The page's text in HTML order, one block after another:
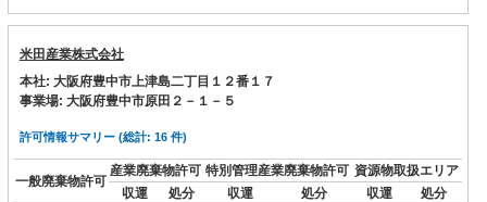
米田産業株式会社
本社: 大阪府豊中市上津島二丁目１２番１７
事業場: 大阪府豊中市原田２－１－５
許可情報サマリー (総計: 16 件)
一般廃棄物許可
産業廃棄物許可 特別管理産業廃棄物許可 資源物取扱エリア
収運
処分 収運 処分 収運
処分